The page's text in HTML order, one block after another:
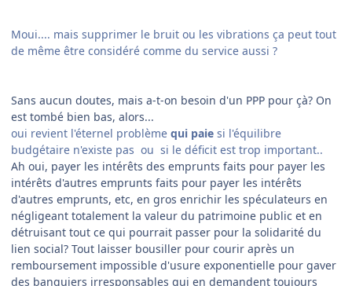
Moui.... mais supprimer le bruit ou les vibrations ça peut tout
de même être considéré comme du service aussi ?
Sans aucun doutes, mais a-t-on besoin d'un PPP pour çà? On
est tombé bien bas, alors...
oui revient l'éternel problème qui paie si l'équilibre
budgétaire n'existe pas ou si le déficit est trop important..
Ah oui, payer les intérêts des emprunts faits pour payer les
intérêts d'autres emprunts faits pour payer les intérêts
d'autres emprunts, etc, en gros enrichir les spéculateurs en
négligeant totalement la valeur du patrimoine public et en
détruisant tout ce qui pourrait passer pour la solidarité du
lien social? Tout laisser bousiller pour courir après un
remboursement impossible d'usure exponentielle pour gaver
des banquiers irresponsables qui en demandent toujours